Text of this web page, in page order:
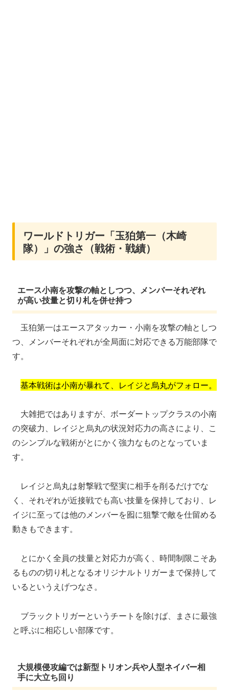
ワールドトリガー「玉狛第一（木崎
隊）」の強さ（戦術・戦績）
エース小南を攻撃の軸としつつ、メンバーそれぞれ
が高い技量と切り札を併せ持つ
玉狛第一はエースアタッカー・小南を攻撃の軸としつ
つ、メンバーそれぞれが全局面に対応できる万能部隊で
す。
基本戦術は小南が暴れて、レイジと烏丸がフォロー。
大雑把ではありますが、ボーダートップクラスの小南
の突破力、レイジと烏丸の状況対応力の高さにより、こ
のシンプルな戦術がとにかく強力なものとなっていま
す。
レイジと烏丸は射撃戦で堅実に相手を削るだけでな
く、それぞれが近接戦でも高い技量を保持しており、レ
イジに至っては他のメンバーを囮に狙撃で敵を仕留める
動きもできます。
とにかく全員の技量と対応力が高く、時間制限こそあ
るものの切り札となるオリジナルトリガーまで保持して
いるというえげつなさ。
ブラックトリガーというチートを除けば、まさに最強
と呼ぶに相応しい部隊です。
大規模侵攻編では新型トリオン兵や人型ネイバー相
手に大立ち回り